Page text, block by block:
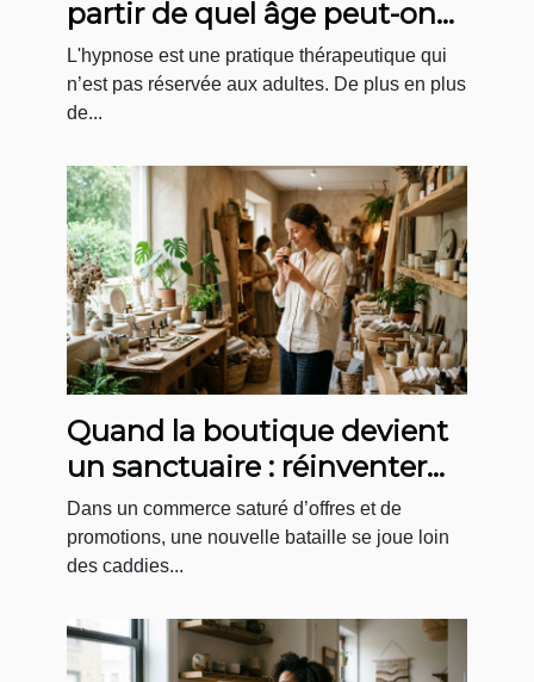
partir de quel âge peut-on
faire des séances ?
L'hypnose est une pratique thérapeutique qui
n’est pas réservée aux adultes. De plus en plus
de...
Quand la boutique devient
un sanctuaire : réinventer
l’expérience d’achat bien-
être
Dans un commerce saturé d’offres et de
promotions, une nouvelle bataille se joue loin
des caddies...